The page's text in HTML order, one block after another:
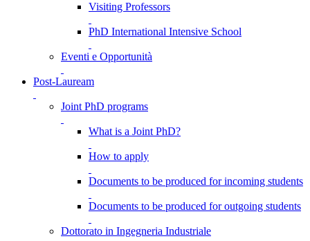
Visiting Professors
PhD International Intensive School
Eventi e Opportunità
Post-Lauream
Joint PhD programs
What is a Joint PhD?
How to apply
Documents to be produced for incoming students
Documents to be produced for outgoing students
Dottorato in Ingegneria Industriale